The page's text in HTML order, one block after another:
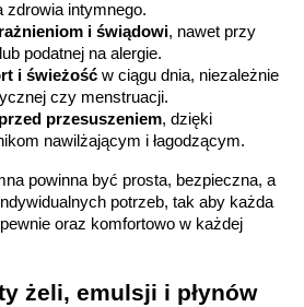
zdrowia intymnego.
i świądowi, nawet przy
podatnej na alergie.
i świeżość w ciągu dnia, niezależnie
czy menstruacji.
przesuszeniem, dzięki
nawilżającym i łagodzącym.
powinna być prosta, bezpieczna, a
potrzeb, tak aby każda
oraz komfortowo w każdej
żeli, emulsji i płynów